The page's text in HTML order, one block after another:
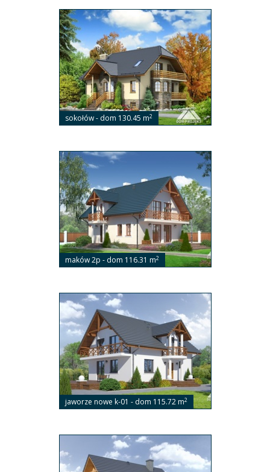
sokołów - dom 130.45 m2
maków 2p - dom 116.31 m2
jaworze nowe k-01 - dom 115.72 m2